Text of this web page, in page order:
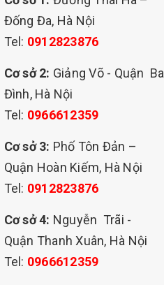
Đống Đa, Hà Nội
Tel: 0912823876
Cơ sở 2: Giảng Võ - Quận Ba
Đình, Hà Nội
Tel: 0966612359
Cơ sở 3: Phố Tôn Đản –
Quận Hoàn Kiếm, Hà Nội
Tel: 0912823876
Cơ sở 4: Nguyễn Trãi -
Quận Thanh Xuân, Hà Nội
Tel: 0966612359